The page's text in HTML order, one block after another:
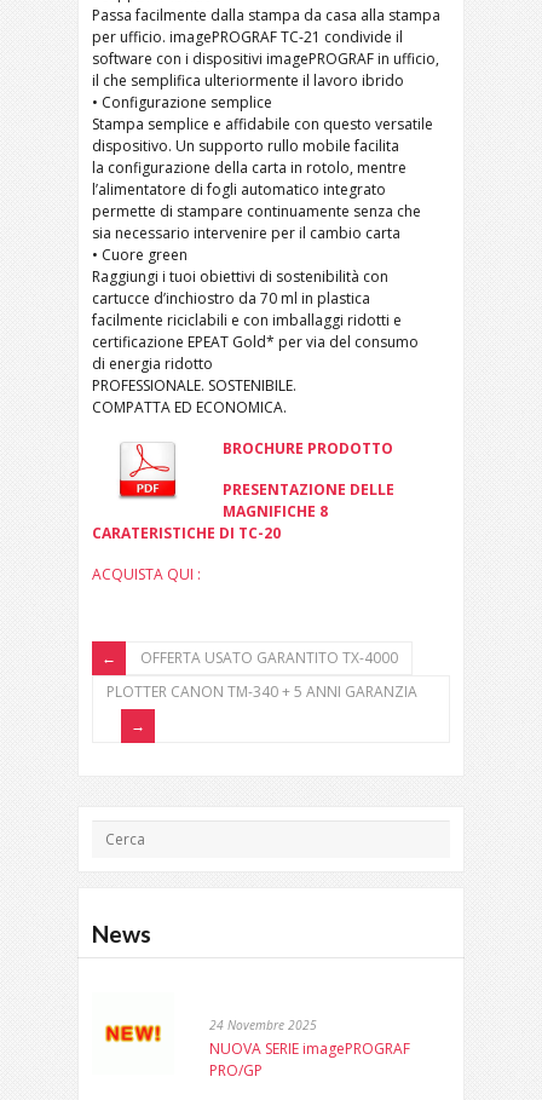
Passa facilmente dalla stampa da casa alla stampa
per ufficio. imagePROGRAF TC-21 condivide il
software con i dispositivi imagePROGRAF in ufficio,
il che semplifica ulteriormente il lavoro ibrido
• Configurazione semplice
Stampa semplice e affidabile con questo versatile
dispositivo. Un supporto rullo mobile facilita
la configurazione della carta in rotolo, mentre
l’alimentatore di fogli automatico integrato
permette di stampare continuamente senza che
sia necessario intervenire per il cambio carta
• Cuore green
Raggiungi i tuoi obiettivi di sostenibilità con
cartucce d’inchiostro da 70 ml in plastica
facilmente riciclabili e con imballaggi ridotti e
certificazione EPEAT Gold* per via del consumo
di energia ridotto
PROFESSIONALE. SOSTENIBILE.
COMPATTA ED ECONOMICA.
BROCHURE PRODOTTO
PRESENTAZIONE DELLE
MAGNIFICHE 8
CARATERISTICHE DI TC-20
ACQUISTA QUI :
OFFERTA USATO GARANTITO TX-4000
PLOTTER CANON TM-340 + 5 ANNI GARANZIA
News
24 Novembre 2025
NUOVA SERIE imagePROGRAF
PRO/GP